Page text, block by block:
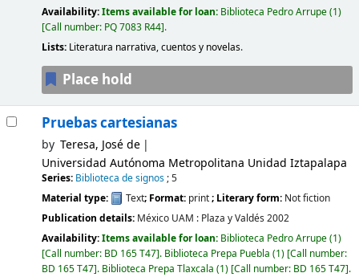
Availability:Items available for loan: Biblioteca Pedro Arrupe(1)
Call number: PQ 7083 R44 .
Lists: Literatura narrativa, cuentos y novelas.
Place hold
Pruebas cartesianas
by Teresa, José de
Universidad Autónoma Metropolitana Unidad Iztapalapa
Series: Biblioteca de signos; 5
Material type:
Text; Format: print; Literary form: Not fiction
Publication details: México UAM : Plaza y Valdés 2002
Availability:Items available for loan: Biblioteca Pedro Arrupe(1)
Call number: BD 165 T47 . Biblioteca Prepa Puebla (1) Call number:
BD 165 T47 . Biblioteca Prepa Tlaxcala (1) Call number: BD 165 T47 .